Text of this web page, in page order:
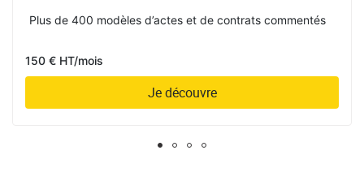
Plus de 400 modèles d’actes et de contrats commentés
150 € HT/mois
Je découvre